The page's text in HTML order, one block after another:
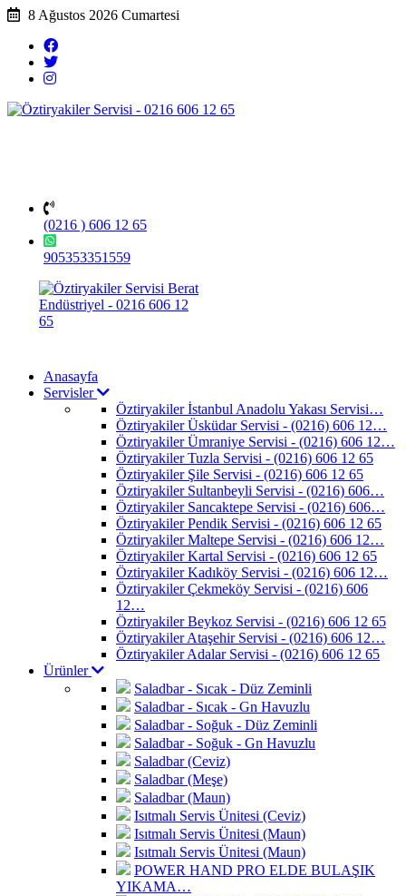
8 Ağustos 2026 Cumartesi
(0216 ) 606 12 65
905353351559
Anasayfa
Servisler
Öztiryakiler İstanbul Anadolu Yakası Servisi…
Öztiryakiler Üsküdar Servisi - (0216) 606 12…
Öztiryakiler Ümraniye Servisi - (0216) 606 12…
Öztiryakiler Tuzla Servisi - (0216) 606 12 65
Öztiryakiler Şile Servisi - (0216) 606 12 65
Öztiryakiler Sultanbeyli Servisi - (0216) 606…
Öztiryakiler Sancaktepe Servisi - (0216) 606…
Öztiryakiler Pendik Servisi - (0216) 606 12 65
Öztiryakiler Maltepe Servisi - (0216) 606 12…
Öztiryakiler Kartal Servisi - (0216) 606 12 65
Öztiryakiler Kadıköy Servisi - (0216) 606 12…
Öztiryakiler Çekmeköy Servisi - (0216) 606
12…
Öztiryakiler Beykoz Servisi - (0216) 606 12 65
Öztiryakiler Ataşehir Servisi - (0216) 606 12…
Öztiryakiler Adalar Servisi - (0216) 606 12 65
Ürünler
Saladbar - Sıcak - Düz Zeminli
Saladbar - Sıcak - Gn Havuzlu
Saladbar - Soğuk - Düz Zeminli
Saladbar - Soğuk - Gn Havuzlu
Saladbar (Ceviz)
Saladbar (Meşe)
Saladbar (Maun)
Isıtmalı Servis Ünitesi (Ceviz)
Isıtmalı Servis Ünitesi (Maun)
Isıtmalı Servis Ünitesi (Maun)
POWER HAND PRO ELDE BULAŞIK
YIKAMA…